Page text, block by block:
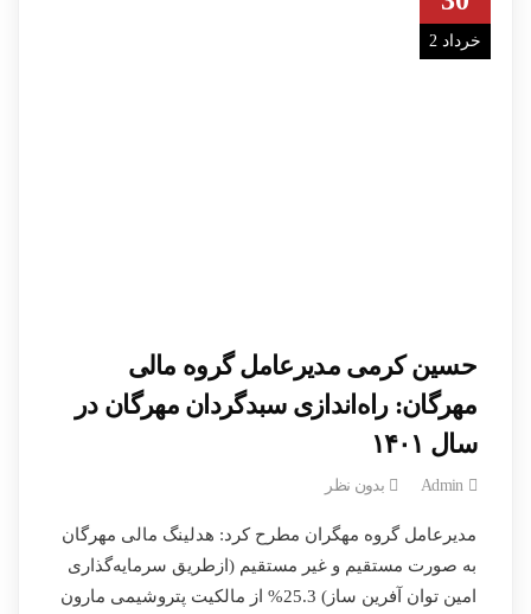
خرداد 2
حسین کرمی مدیرعامل گروه مالی
مهرگان: راه‌اندازی سبدگردان مهرگان در
سال ۱۴۰۱
Admin بدون نظر
مدیرعامل گروه مهگران مطرح کرد: هدلینگ مالی مهرگان
به صورت مستقیم و غیر مستقیم (ازطریق سرمایه‌گذاری
امین توان آفرین ساز) 25.3% از مالکیت پتروشیمی مارون